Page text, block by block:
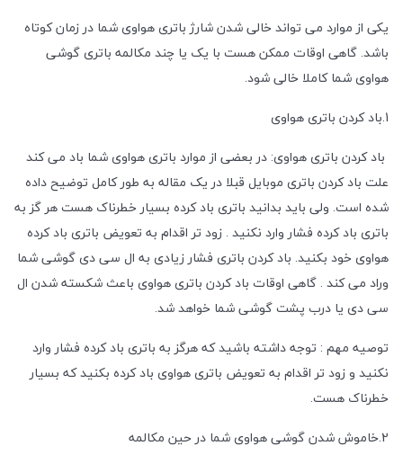
یکی از موارد می تواند خالی شدن شارژ باتری هواوی شما در زمان کوتاه
باشد. گاهی اوقات ممکن هست با یک یا چند مکالمه باتری گوشی
هواوی شما کاملا خالی شود.
1.باد کردن باتری هواوی
باد کردن باتری هواوی: در بعضی از موارد باتری هواوی شما باد می کند
علت باد کردن باتری موبایل قبلا در یک مقاله به طور کامل توضیح داده
شده است. ولی باید بدانید باتری باد کرده بسیار خطرناک هست هر گز به
باتری باد کرده فشار وارد نکنید . زود تر اقدام به تعویض باتری باد کرده
هواوی خود بکنید. باد کردن باتری فشار زیادی به ال سی دی گوشی شما
وراد می کند . گاهی اوقات باد کردن باتری هواوی باعث شکسته شدن ال
سی دی یا درب پشت گوشی شما خواهد شد.
توصیه مهم : توجه داشته باشید که هرگز به باتری باد کرده فشار وارد
نکنید و زود تر اقدام به تعویض باتری هواوی باد کرده بکنید که بسیار
خطرناک هست.
2.خاموش شدن گوشی هواوی شما در حین مکالمه